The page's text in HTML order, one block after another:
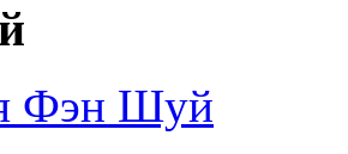
Фэн Шуй